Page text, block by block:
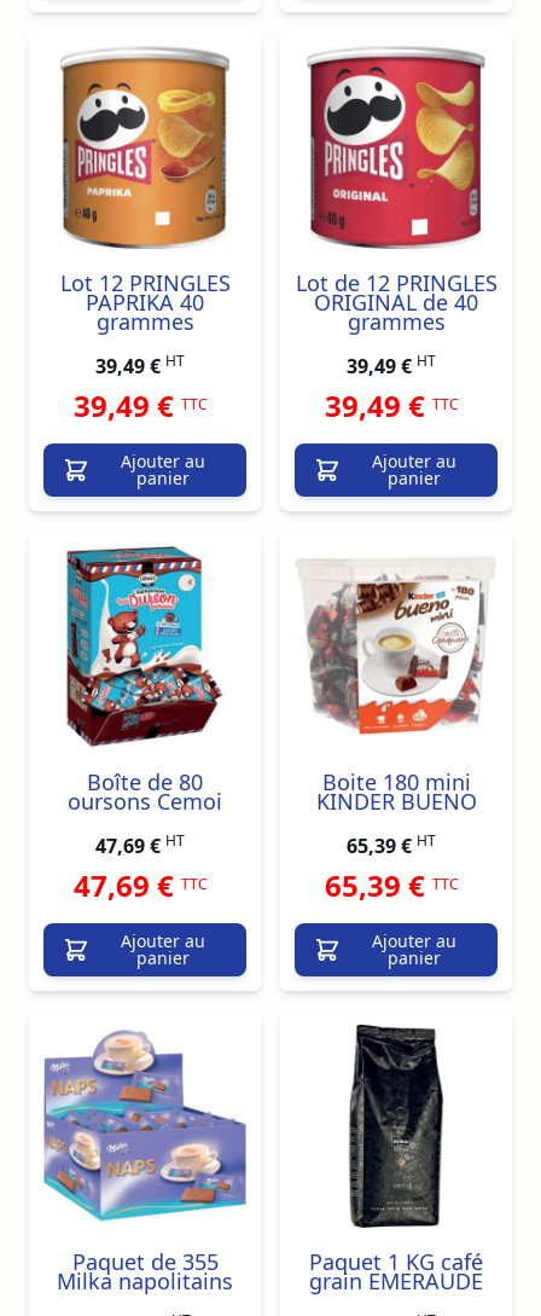
Lot 12 PRINGLES
PAPRIKA 40
grammes
39,49 € HT
39,49 € TTC
Ajouter au
panier
Lot de 12 PRINGLES
ORIGINAL de 40
grammes
39,49 € HT
39,49 € TTC
Ajouter au
panier
Boîte de 80
oursons Cemoi
47,69 € HT
47,69 € TTC
Ajouter au
panier
Boite 180 mini
KINDER BUENO
65,39 € HT
65,39 € TTC
Ajouter au
panier
Paquet de 355
Milka napolitains
Paquet 1 KG café
grain EMERAUDE